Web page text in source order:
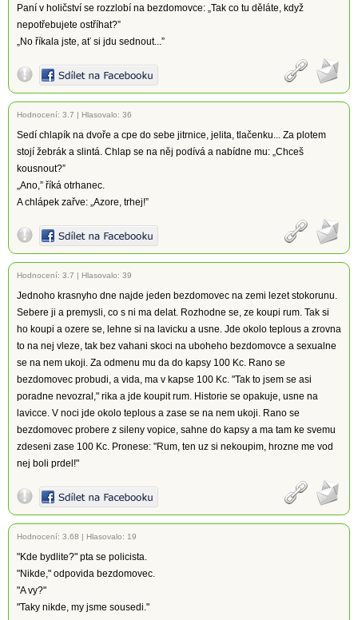
Paní v holičství se rozzlobí na bezdomovce: „Tak co tu děláte, když
nepotřebujete ostříhat?”
„No říkala jste, ať si jdu sednout...”
Hodnocení: 3.7 | Hlasovalo: 36
Sedí chlapík na dvoře a cpe do sebe jitrnice, jelita, tlačenku... Za plotem
stojí žebrák a slintá. Chlap se na něj podívá a nabídne mu: „Chceš
kousnout?”
„Ano,” říká otrhanec.
A chlápek zařve: „Azore, trhej!”
Hodnocení: 3.7 | Hlasovalo: 39
Jednoho krasnyho dne najde jeden bezdomovec na zemi lezet stokorunu.
Sebere ji a premysli, co s ni ma delat. Rozhodne se, ze koupi rum. Tak si
ho koupi a ozere se, lehne si na lavicku a usne. Jde okolo teplous a zrovna
to na nej vleze, tak bez vahani skoci na uboheho bezdomovce a sexualne
se na nem ukoji. Za odmenu mu da do kapsy 100 Kc. Rano se
bezdomovec probudi, a vida, ma v kapse 100 Kc. "Tak to jsem se asi
poradne nevozral," rika a jde koupit rum. Historie se opakuje, usne na
lavicce. V noci jde okolo teplous a zase se na nem ukoji. Rano se
bezdomovec probere z sileny vopice, sahne do kapsy a ma tam ke svemu
zdeseni zase 100 Kc. Pronese: "Rum, ten uz si nekoupim, hrozne me vod
nej boli prdel!"
Hodnocení: 3.68 | Hlasovalo: 19
"Kde bydlite?" pta se policista.
"Nikde," odpovida bezdomovec.
"A vy?"
"Taky nikde, my jsme sousedi."